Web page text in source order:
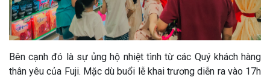
Bên cạnh đó là sự ủng hộ nhiệt tình từ các Quý khách hàng
thân yêu của Fuji. Mặc dù buổi lễ khai trương diễn ra vào 17h